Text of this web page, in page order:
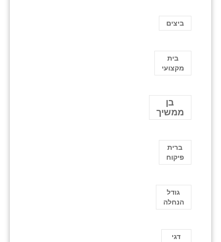
ביצים
בית
מקצועי
בן
ממשיך
ברית
פיקוח
גודל
הנחלה
דגי